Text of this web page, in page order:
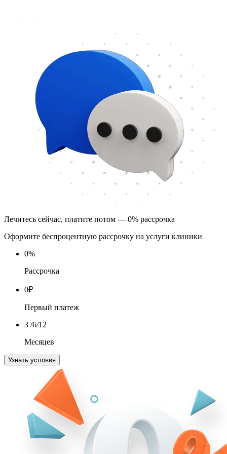
Лечитесь сейчас, платите потом — 0% рассрочка
Оформите беспроцентную рассрочку на услуги клиники
0%
Рассрочка
0₽
Первый платеж
3 /6/12
Месяцев
Узнать условия